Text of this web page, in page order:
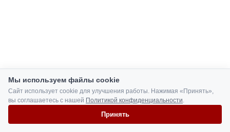
Мы используем файлы cookie
Сайт использует cookie для улучшения работы. Нажимая «Принять»,
вы соглашаетесь с нашей Политикой конфиденциальности.
Принять